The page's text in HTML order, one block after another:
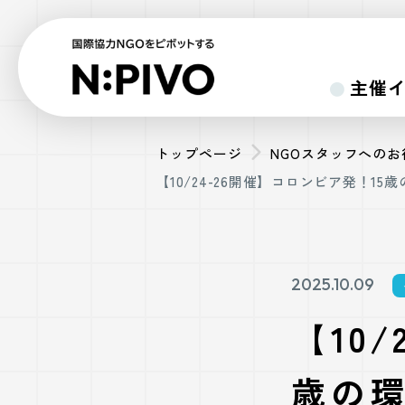
主催
トップページ
NGOスタッフへの
【10/24-26開催】コロンビア発！15
2025.10.09
【
歳の